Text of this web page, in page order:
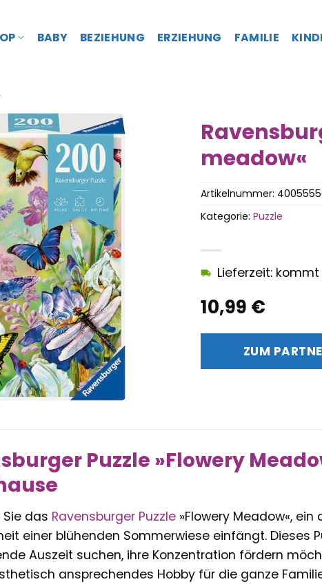
BABY BEZIEHUNG ERZIEHUNG FAMILIE
meadow«
10,99 €
Lieferzeit:
ZUM
Artikelnummer:
Kategorie: Puzzle
Puzzle »Flowery
das Ravensburger Puzzle»Flowery Meadow«,
einer blühenden Sommerwiese einfängt. Dieses
Auszeit suchen, ihre Konzentration fördern
ansprechendes Hobby für die ganze